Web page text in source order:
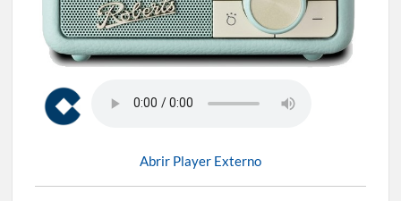
Abrir Player Externo